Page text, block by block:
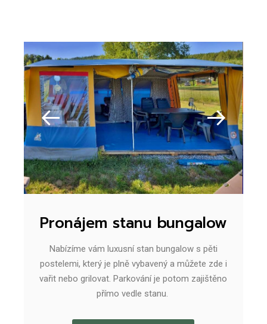
Pronájem stanu bungalow
Nabízíme vám luxusní stan bungalow s pěti
postelemi, který je plně vybavený a můžete zde i
vařit nebo grilovat. Parkování je potom zajištěno
přímo vedle stanu.